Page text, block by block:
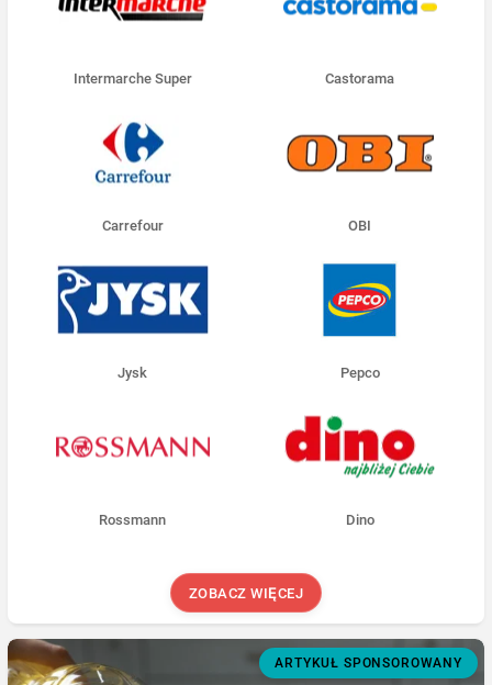
Intermarche Super Castorama
Carrefour OBI
Jysk Pepco
Rossmann Dino
ZOBACZ WIĘCEJ
ARTYKUŁ SPONSOROWANY